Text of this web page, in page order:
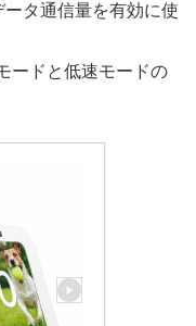
タ通信量を有効に使
ードと低速モードの